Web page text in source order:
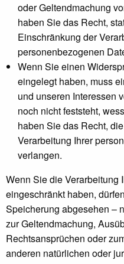
oder Geltendmachung
haben Sie das Recht,
Einschränkung der
personenbezogenen
Wenn Sie einen
eingelegt haben, muss
und unseren Interessen
noch nicht feststeht,
haben Sie das Recht,
Verarbeitung Ihrer
verlangen.
Wenn Sie die Verarbeitung
eingeschränkt haben,
Speicherung abgesehen –
zur Geltendmachung,
Rechtsansprüchen oder
anderen natürlichen oder